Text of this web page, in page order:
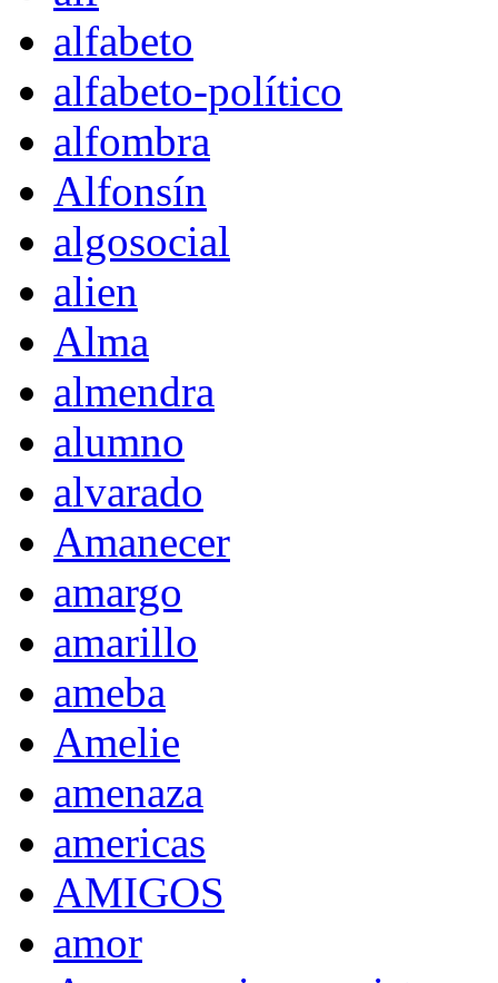
alfabeto
alfabeto-político
alfombra
Alfonsín
algosocial
alien
Alma
almendra
alumno
alvarado
Amanecer
amargo
amarillo
ameba
Amelie
amenaza
americas
AMIGOS
amor